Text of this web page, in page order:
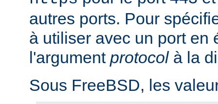
autres ports. Pour
à utiliser avec un port en
l'argument protocolà la
Sous FreeBSD, les